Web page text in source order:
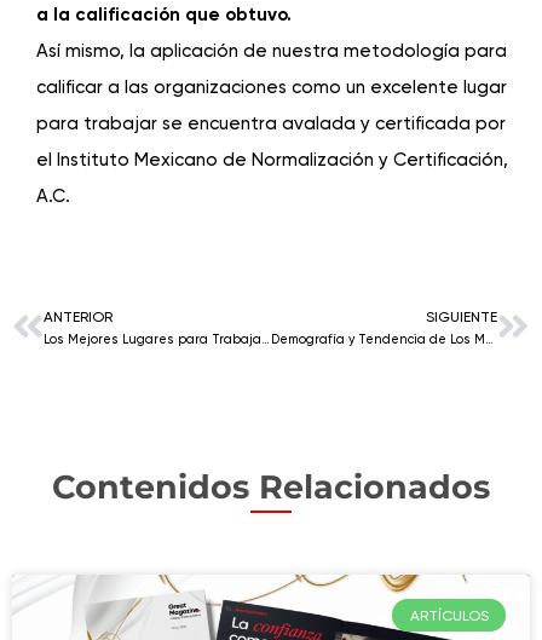
a la calificación que obtuvo.
Así mismo, la aplicación de nuestra metodología para
calificar a las organizaciones como un excelente lugar
para trabajar se encuentra avalada y certificada por
el Instituto Mexicano de Normalización y Certificación,
A.C.
ANTERIOR
Los Mejores Lugares para Trabajar® Ranking Caribe 2019
SIGUIENTE
Demografía y Tendencia de Los Mejores Lugares para Trabajar® en el Caribe 2019
Contenidos Relacionados
ARTÍCULOS